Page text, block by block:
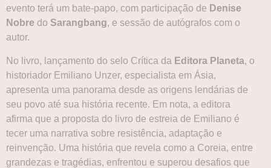
evento terá um bate-papo, com participação de Denise
Nobre do Sarangbang, e sessão de autógrafos com o
autor.
No livro, lançamento do selo Crítica da Editora Planeta, o
historiador Emiliano Unzer, especialista em Ásia,
apresenta uma panorama desde as origens lendárias de
seu povo até sua história recente. Em nota, a editora
afirma que a proposta do livro de estreia de Emiliano é
tecer uma narrativa sobre resistência, adaptação e
reinvenção. Uma história que revela como a Coreia, entre
grandezas e tragédias, enfrentou e superou desafios que